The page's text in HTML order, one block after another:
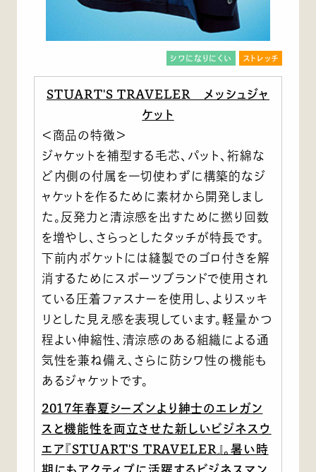
シワになりにくい ストレッチ
STUART'S TRAVELER メッシュジャ
ケット
＜商品の特徴＞
ジャケットを補型する毛芯、パット、裄綿な
ど内側の付属を一切使わずに構築的なジ
ャケットを作るために素材から開発しまし
た。反発力と清涼感を出すために撚り回数
を増やし、さらっとしたタッチが特長です。
下前内ポケットには縫製でのゴロ付きを解
消するためにスポーツブランドで使用され
ている圧着ファスナーを使用し、よりスッキ
リとした見え感を表現しています。軽量かつ
程よい伸縮性、清涼感のある組織による通
気性を兼ね備え、さらに防シワ性の機能も
あるジャケットです。
2017年春夏シーズンより紳士のエレガン
スと機能性を両立させた新しいビジネスウ
エア『STUART'S TRAVELER』。暑い時